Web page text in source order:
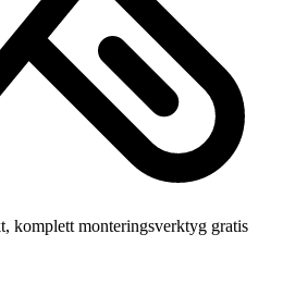
komplett monteringsverktyg gratis